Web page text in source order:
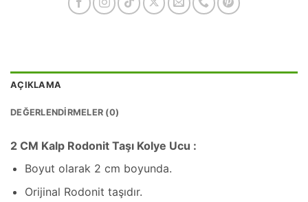
AÇIKLAMA
DEĞERLENDIRMELER (0)
2 CM Kalp Rodonit Taşı Kolye Ucu :
Boyut olarak 2 cm boyunda.
Orijinal Rodonit taşıdır.